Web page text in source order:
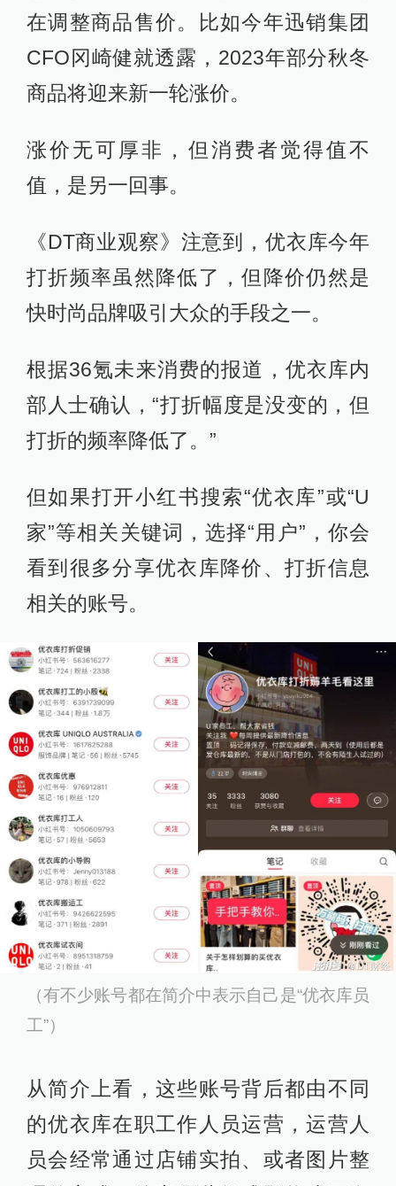
在调整商品售价。比如今年迅销集团
CFO冈崎健就透露，2023年部分秋冬
商品将迎来新一轮涨价。
涨价无可厚非，但消费者觉得值不
值，是另一回事。
《DT商业观察》注意到，优衣库今年
打折频率虽然降低了，但降价仍然是
快时尚品牌吸引大众的手段之一。
根据36氪未来消费的报道，优衣库内
部人士确认，“打折幅度是没变的，但
打折的频率降低了。”
但如果打开小红书搜索“优衣库”或“U
家”等相关关键词，选择“用户”，你会
看到很多分享优衣库降价、打折信息
相关的账号。
（有不少账号都在简介中表示自己是“优衣库员
工”）
从简介上看，这些账号背后都由不同
的优衣库在职工作人员运营，运营人
员会经常通过店铺实拍、或者图片整